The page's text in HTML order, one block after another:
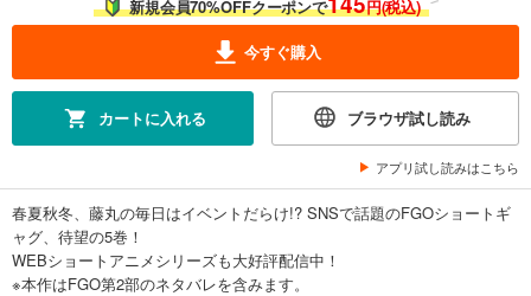
新規会員70%OFFクーポンで
円(税込)
今すぐ購入
カートに入れる ブラウザ試し読み
アプリ試し読みはこちら
春夏秋冬、藤丸の毎日はイベントだらけ!? SNSで話題のFGOショートギ
ャグ、待望の5巻！
WEBショートアニメシリーズも大好評配信中！
※本作はFGO第2部のネタバレを含みます。